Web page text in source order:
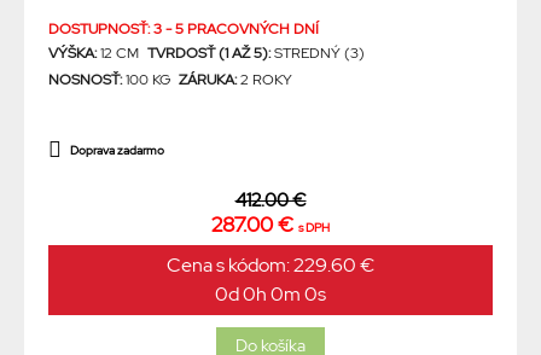
DOSTUPNOSŤ: 3 - 5 PRACOVNÝCH DNÍ
VÝŠKA:12 CM TVRDOSŤ (1 AŽ 5):STREDNÝ (3)
NOSNOSŤ:100 KG ZÁRUKA:2 ROKY
Doprava zadarmo
412.00 €
287.00 € s DPH
Cena s kódom: 229.60 €
0d 0h 0m 0s